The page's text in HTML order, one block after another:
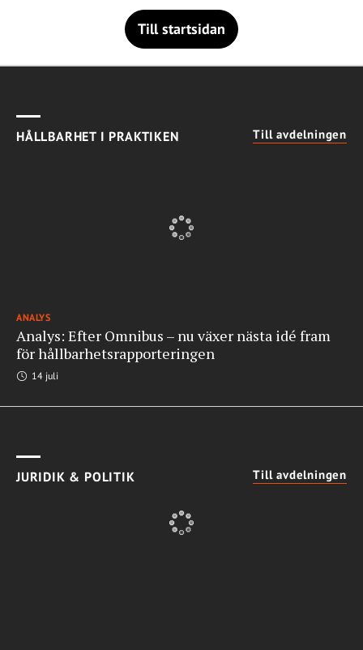
Till startsidan
HÅLLBARHET I PRAKTIKEN Till avdelningen
ANALYS
Analys: Efter Omnibus – nu växer nästa idé fram
för hållbarhetsrapporteringen
14 juli
JURIDIK & POLITIK Till avdelningen